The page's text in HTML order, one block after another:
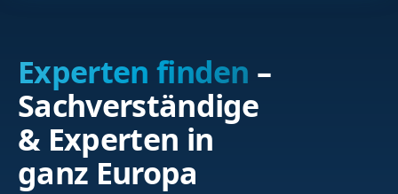
Experten finden –
Sachverständige
& Experten in
ganz Europa